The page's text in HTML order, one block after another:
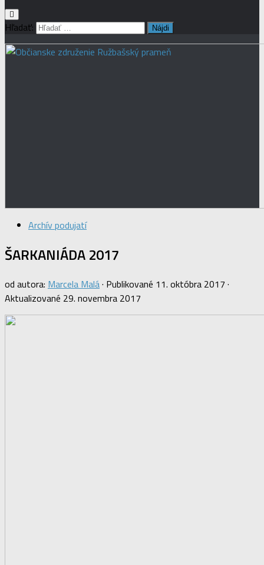
Hľadať:
Archív podujatí
ŠARKANIÁDA 2017
od autora: Marcela Malá· Publikované 11. októbra 2017 ·
Aktualizované 29. novembra 2017